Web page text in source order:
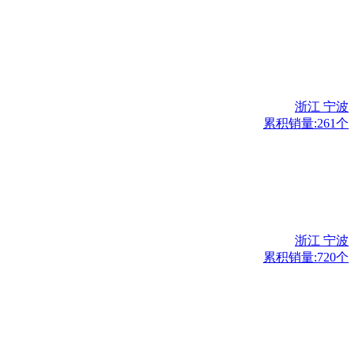
浙江 宁波
累积销量:261个
浙江 宁波
累积销量:720个